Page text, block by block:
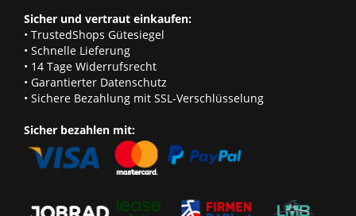
Sicher und vertraut einkaufen:
• TrustedShops Gütesiegel
• Schnelle Lieferung
• 14 Tage Widerrufsrecht
• Garantierter Datenschutz
• Sichere Bezahlung mit SSL-Verschlüsselung
Sicher bezahlen mit: